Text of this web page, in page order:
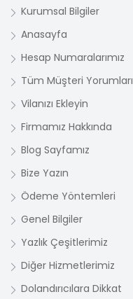
Kurumsal Bilgiler
Anasayfa
Hesap Numaralarımız
Tüm Müşteri Yorumları
Vilanızı Ekleyin
Firmamız Hakkında
Blog Sayfamız
Bize Yazın
Ödeme Yöntemleri
Genel Bilgiler
Yazlık Çeşitlerimiz
Diğer Hizmetlerimiz
Dolandırıcılara Dikkat